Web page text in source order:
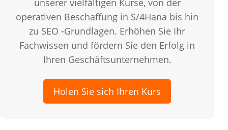
unserer vielfältigen Kurse, von der
operativen Beschaffung in S/4Hana bis hin
zu SEO -Grundlagen. Erhöhen Sie Ihr
Fachwissen und fördern Sie den Erfolg in
Ihren Geschäftsunternehmen.
Holen Sie sich Ihren Kurs